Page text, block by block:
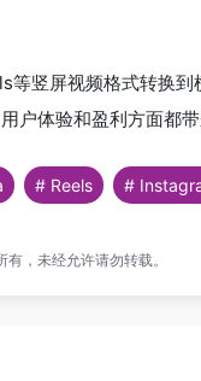
等竖屏视频格式转换到
户体验和盈利方面都带
# Reels #
，未经允许请勿转载。